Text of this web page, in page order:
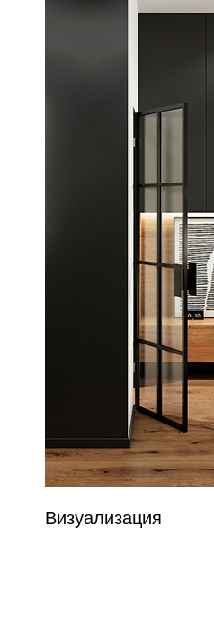
Визуализация